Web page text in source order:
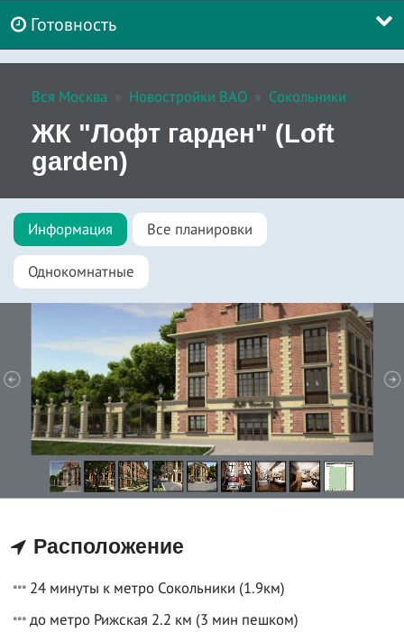
Готовность
Вся Москва Новостройки ВАО Сокольники
ЖК "Лофт гарден" (Loft
garden)
Информация Все планировки
Однокомнатные
Расположение
24 минуты к метро Сокольники (1.9км)
до метро Рижская 2.2 км (3 мин пешком)